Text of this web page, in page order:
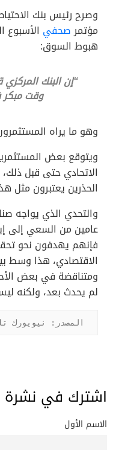
وصرح رئيس بنك
مؤتمرصحفي الأسبوع
هبوط السوق:
“إن البنك
وقت مبكر
وهو ما يراه
ويتوقع بعض
الاتحادي حتى قبل
الحذرين يعتبرون مثل
والتحدي الذي يواجه
عامين من السعي إلى
فإنهم يهدفون نحو
الاقتصادي، هذا وسط
ومتناقضة في بعض
لم يحدث بعد، ولكنه
المصدر: نيويورك
اشترك في نشرة
الاسم الأول